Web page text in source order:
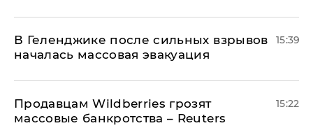
В Геленджике после сильных взрывов
началась массовая эвакуация
15:39
Продавцам Wildberries грозят
массовые банкротства – Reuters
15:22